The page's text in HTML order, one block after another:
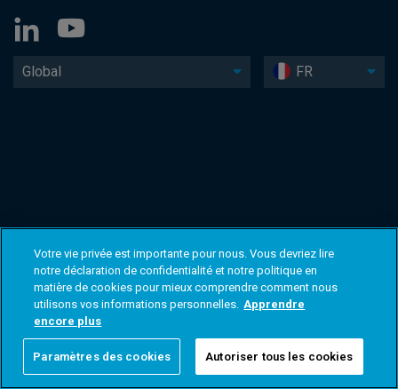
Global FR
Votre vie privée est importante pour nous. Vous devriez lire
notre déclaration de confidentialité et notre politique en
matière de cookies pour mieux comprendre comment nous
utilisons vos informations personnelles. Apprendre
encore plus
Paramètres des cookies Autoriser tous les cookies